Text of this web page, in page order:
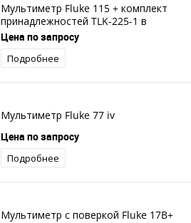
Мультиметр Fluke 115 + комплект
принадлежностей TLK-225-1 в
подарок!
Цена по запросу
Подробнее
Мультиметр Fluke 77 iv
Цена по запросу
Подробнее
Мультиметр с поверкой Fluke 17B+